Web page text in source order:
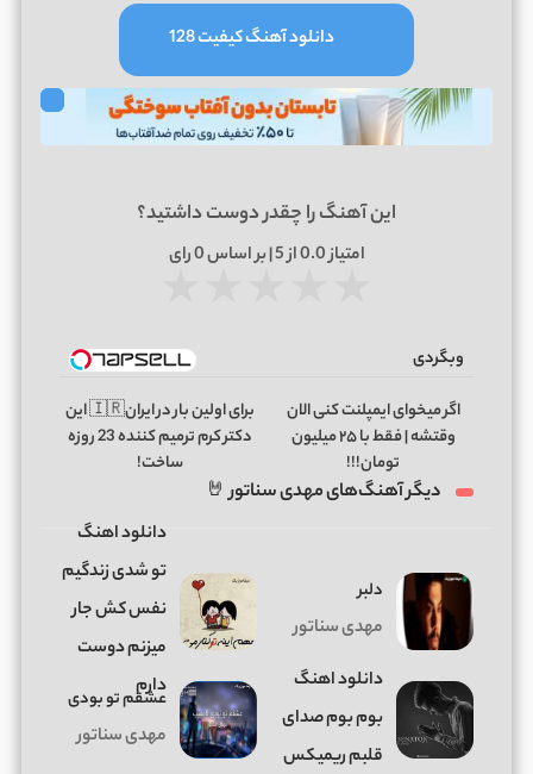
دانلود آهنگ کیفیت 128
این آهنگ را چقدر دوست داشتید؟
امتیاز0.0از 5 | بر اساس 0رای
وبگردی
اگر میخوای ایمپلنت کنی الان
وقتشه | فقط با ۲۵ میلیون
تومان!!!
برای اولین بار در ایران🇮🇷 این
دکتر کرم ترمیم کننده 23 روزه
ساخت!
دیگر آهنگ‌های مهدی سناتور 🤘
دلبر
مهدی سناتور
دانلود اهنگ
تو شدی زندگیم
نفس کش جار
میزنم دوست
دارم
دانلود اهنگ
بوم بوم صدای
قلبم ریمیکس
عشقم تو بودی
مهدی سناتور